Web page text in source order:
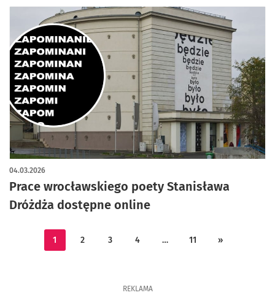
Prace wrocławskiego poety Stanisława
Dróżdża dostępne online
04.03.2026
1 2 3 4 … 11 »
REKLAMA